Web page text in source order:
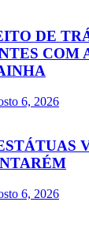
DE
COM
6, 2026
6, 2026